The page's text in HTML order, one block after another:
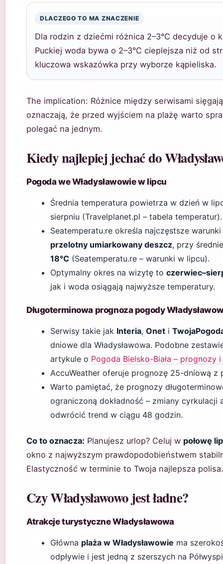
DLACZEGO TO MA ZNACZENIE
Dla rodzin z dziećmi różnica 2–3°C decyduje o
Puckiej woda bywa o 2–3°C cieplejsza niż od
kluczowa wskazówka przy wyborze kąpieliska.
The implication: Różnice między serwisami
oznaczają, że przed wyjściem na plażę warto
polegać na jednym.
Kiedy najlepiej jechać do
Pogoda we Władysławowie w lipcu
Średnia temperatura powietrza w dzień w
sierpniu (Travelplanet.pl – tabela temperatur).
Seatemperatu.re określa najczęstsze
przelotny umiarkowany deszcz, przy
18°C (Seatemperatu.re – warunki w lipcu).
Optymalny okres na wizytę to
jak i woda osiągają najwyższe temperatury.
Długoterminowa prognoza pogody
Serwisy takie jak Interia, Onet i
dniowe dla Władysławowa. Podobne
artykule o Pogoda Bielsko-Biała – prognozy
AccuWeather oferuje prognozę 25-dniową z
Warto pamiętać, że prognozy
ograniczoną dokładność – zmiany
odwrócić trend w ciągu 48 godzin.
Co to oznacza: Planujesz urlop? Celuj w połowę
okno z najwyższym prawdopodobieństwem
Elastyczność w terminie to Twoja najlepsza polisa.
Czy Władysławowo jest ładne?
Atrakcje turystyczne Władysławowa
Główna plaża w Władysławowie ma
odpływie i jest jedną z szerszych na